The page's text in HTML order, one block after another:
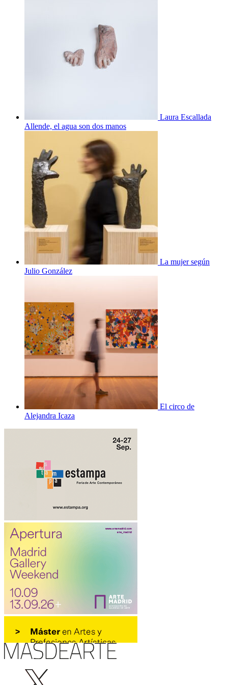
Laura Escallada
Allende, el agua son dos manos
La mujer según
Julio González
El circo de
Alejandra Icaza